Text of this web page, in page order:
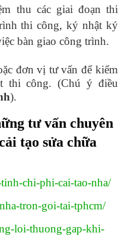
thu các giai đoạn thi
thi công, ký nhật ký
bàn giao công trình.
đơn vị tư vấn để kiểm
thi công. (Chú ý điều
).
tư vấn chuyên
tạo sửa chữa
chi-phi-cai-tao-nha/
tron-goi-tai-tphcm/
loi-thuong-gap-khi-